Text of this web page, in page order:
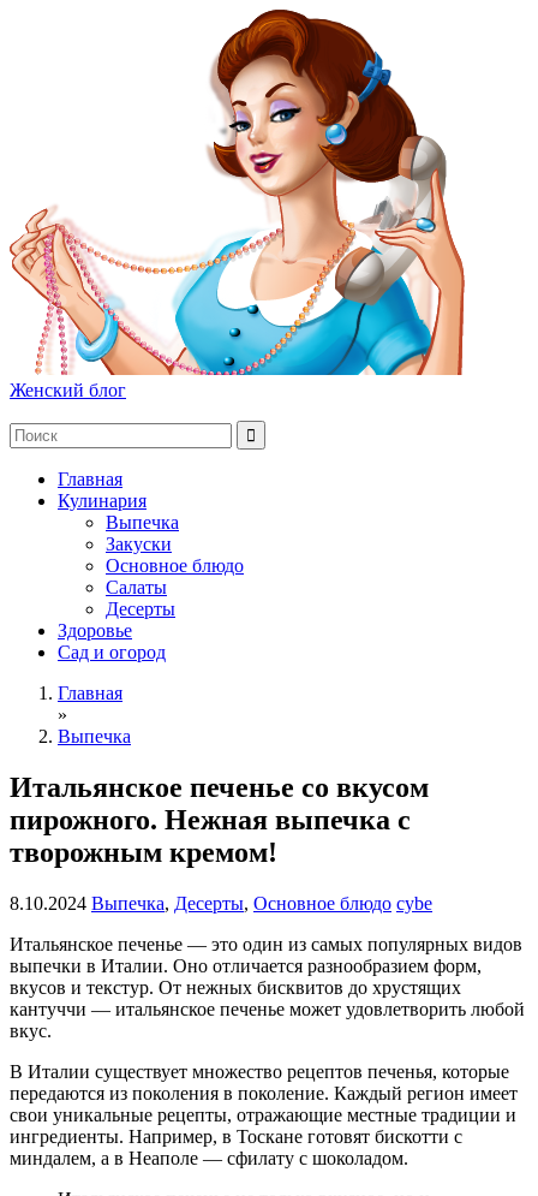
Женский блог
Главная
Кулинария
Выпечка
Закуски
Основное блюдо
Салаты
Десерты
Здоровье
Сад и огород
Главная
»
Выпечка
Итальянское печенье со вкусом
пирожного. Нежная выпечка с
творожным кремом!
8.10.2024 Выпечка, Десерты, Основное блюдо cybe
Итальянское печенье — это один из самых популярных видов
выпечки в Италии. Оно отличается разнообразием форм,
вкусов и текстур. От нежных бисквитов до хрустящих
кантуччи — итальянское печенье может удовлетворить любой
вкус.
В Италии существует множество рецептов печенья, которые
передаются из поколения в поколение. Каждый регион имеет
свои уникальные рецепты, отражающие местные традиции и
ингредиенты. Например, в Тоскане готовят бискотти с
миндалем, а в Неаполе — сфилату с шоколадом.